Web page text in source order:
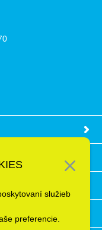
služieb
preferencie.